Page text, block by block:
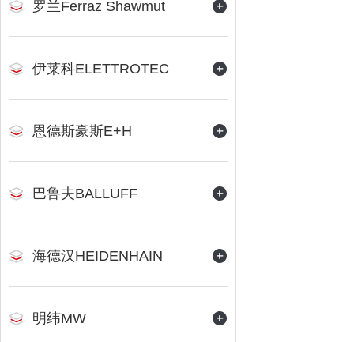
罗兰Ferraz Shawmut
伊莱科ELETTROTEC
恩德斯豪斯E+H
巴鲁夫BALLUFF
海德汉HEIDENHAIN
明纬MW